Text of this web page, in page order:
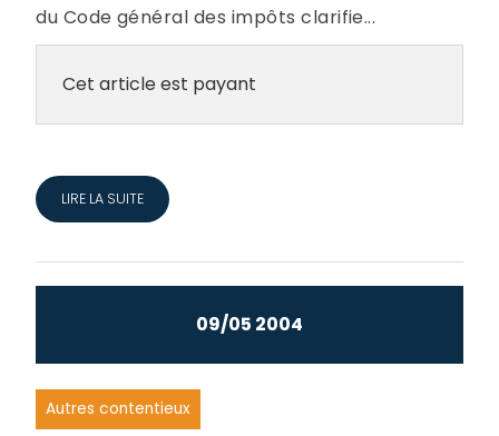
du Code général des impôts clarifie...
Cet article est payant
LIRE LA SUITE
09/05 2004
Autres contentieux